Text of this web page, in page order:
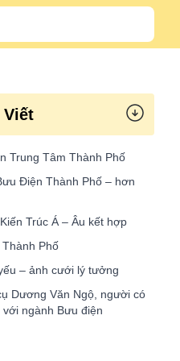
Viết
Trung Tâm Thành Phố
Điện Thành Phố – hơn
Trúc Á – Âu kết hợp
Phố
– ảnh cưới lý tưởng
Dương Văn Ngộ, người có
ngành Bưu điện